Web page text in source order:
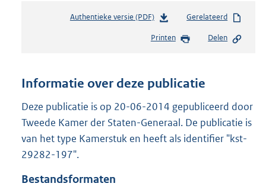
Authentieke versie (PDF)b
s
n
s
r
o
Gerelateerd
Printen Delen
Informatie over deze publicatie
Deze publicatie is op 20-06-2014 gepubliceerd door
Tweede Kamer der Staten-Generaal. De publicatie is
van het type Kamerstuk en heeft als identifier "kst-
29282-197".
Bestandsformaten